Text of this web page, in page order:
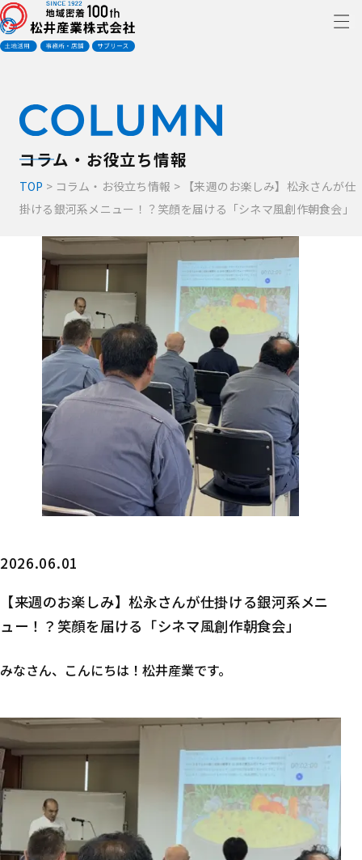
コラム・お役立ち情報
TOP > コラム・お役立ち情報 > 【来週のお楽しみ】松永さんが仕
掛ける銀河系メニュー！？笑顔を届ける「シネマ風創作朝食会」
2026.06.01
【来週のお楽しみ】松永さんが仕掛ける銀河系メニ
ュー！？笑顔を届ける「シネマ風創作朝食会」
みなさん、こんにちは！松井産業です。